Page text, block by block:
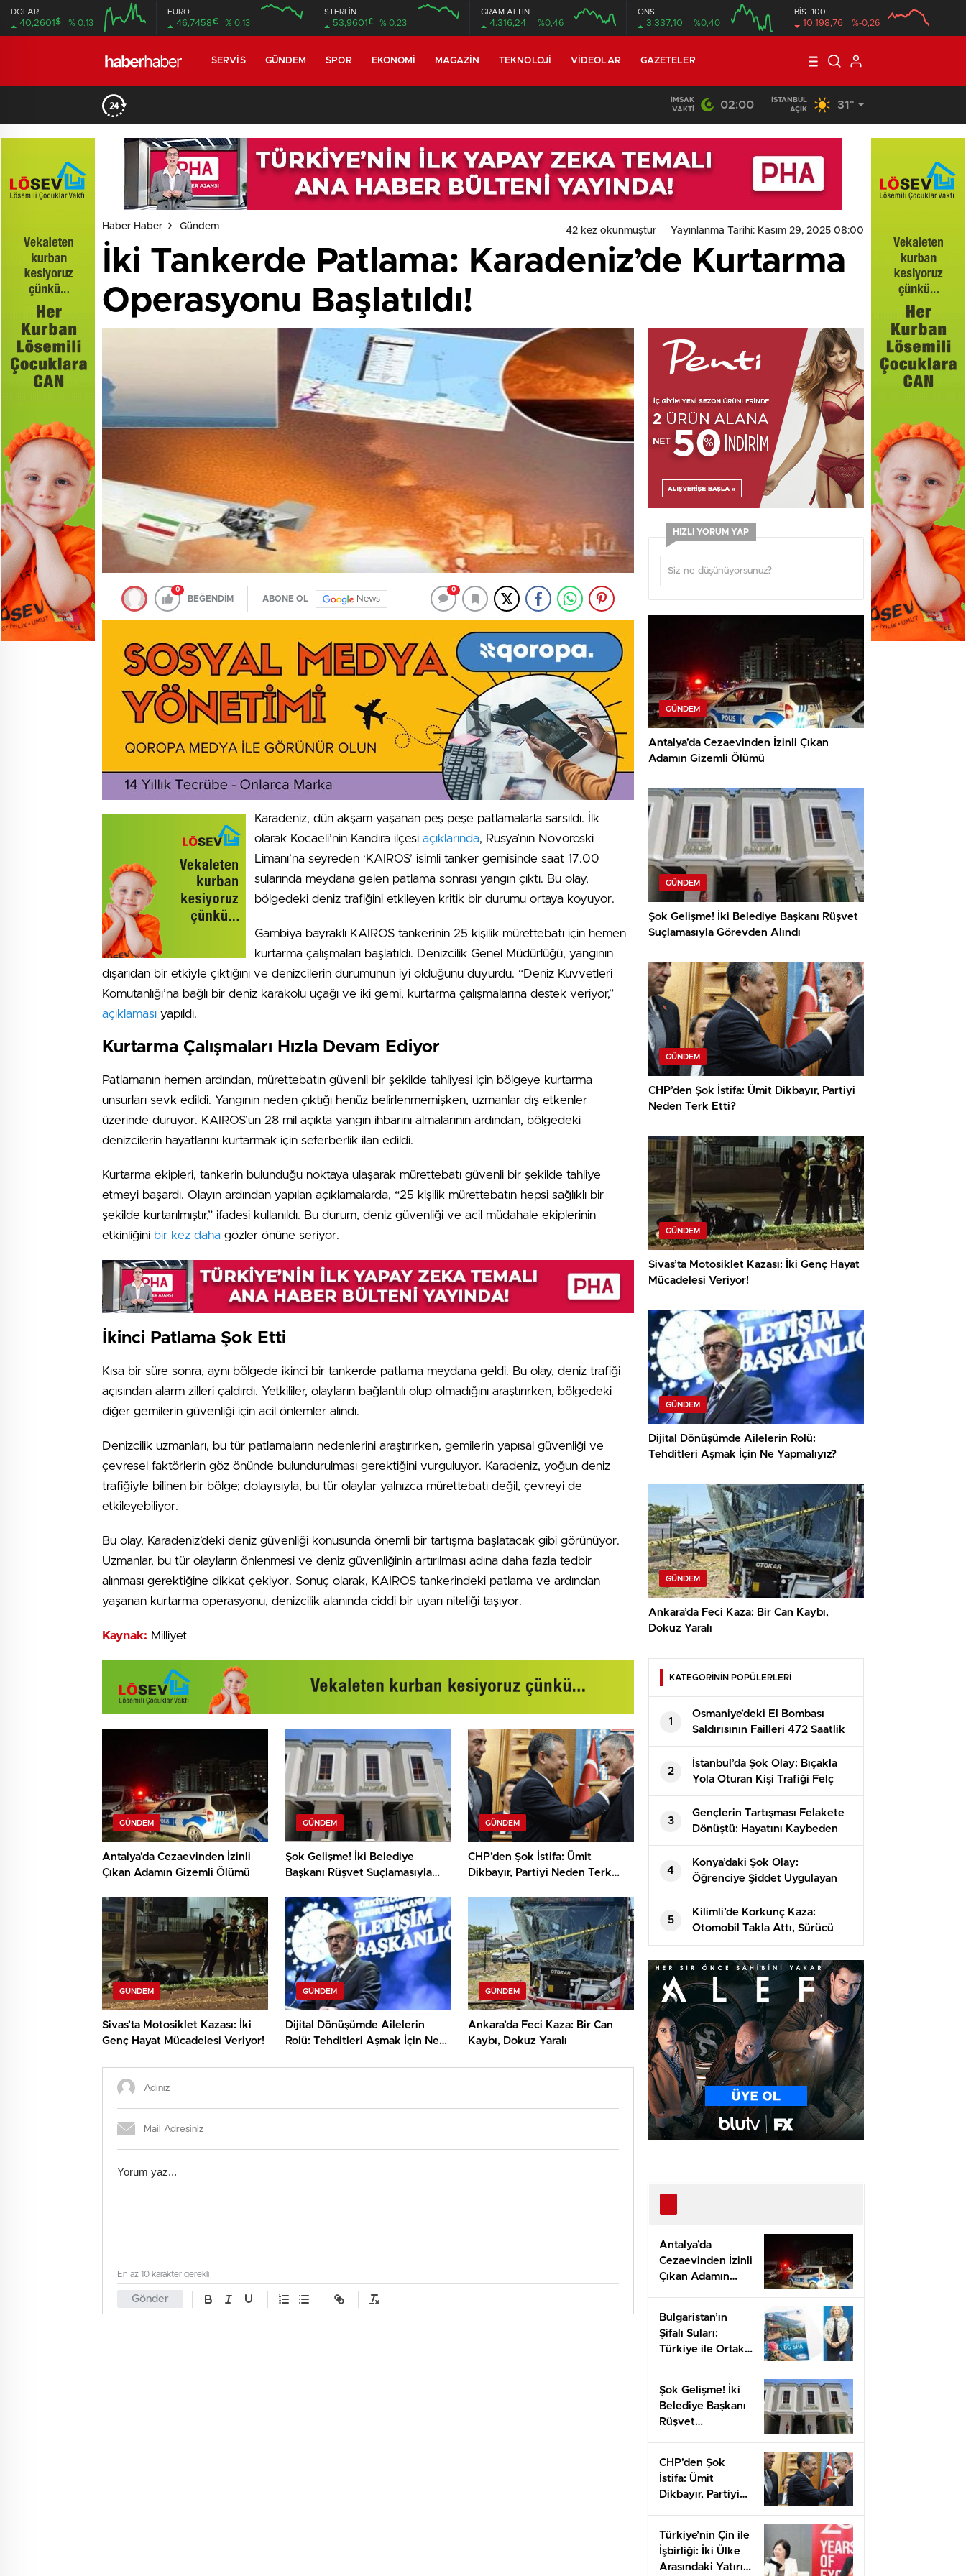
DOLAR
40,2601 $ % 0.13
EURO
46,7458€ % 0.13
STERLİN
53,9601 £ % 0.23
GRAM ALTIN
4.316,24 %0,46
ONS
3.337,10 %0,40
BİST100
10.198,76 %-0,26
SERVIS GÜNDEM SPOR EKONOMI MAGAZIN TEKNOLOJI VIDEOLAR GAZETELER
İMSAK
VAKTI
02:00
İSTANBUL
AÇIK
31°
Haber Haber Gündem 42 kez okunmuştur Yayınlanma Tarihi: Kasım 29, 2025 08:00
İki Tankerde Patlama: Karadeniz’de Kurtarma
Operasyonu Başlatıldı!
0
BEĞENDİM ABONE OL News
0
Karadeniz, dün akşam yaşanan peş peşe patlamalarla sarsıldı. İlk
olarak Kocaeli’nin Kandıra ilçesi açıklarında, Rusya’nın Novoroski
Limanı’na seyreden ‘KAIROS’ isimli tanker gemisinde saat 17.00
sularında meydana gelen patlama sonrası yangın çıktı. Bu olay,
bölgedeki deniz trafiğini etkileyen kritik bir durumu ortaya koyuyor.
Gambiya bayraklı KAIROS tankerinin 25 kişilik mürettebatı için hemen
kurtarma çalışmaları başlatıldı. Denizcilik Genel Müdürlüğü, yangının
dışarıdan bir etkiyle çıktığını ve denizcilerin durumunun iyi olduğunu duyurdu. “Deniz Kuvvetleri
Komutanlığı’na bağlı bir deniz karakolu uçağı ve iki gemi, kurtarma çalışmalarına destek veriyor,”
açıklaması yapıldı.
Kurtarma Çalışmaları Hızla Devam Ediyor
Patlamanın hemen ardından, mürettebatın güvenli bir şekilde tahliyesi için bölgeye kurtarma
unsurları sevk edildi. Yangının neden çıktığı henüz belirlenmemişken, uzmanlar dış etkenler
üzerinde duruyor. KAIROS’un 28 mil açıkta yangın ihbarını almalarının ardından, bölgedeki
denizcilerin hayatlarını kurtarmak için seferberlik ilan edildi.
Kurtarma ekipleri, tankerin bulunduğu noktaya ulaşarak mürettebatı güvenli bir şekilde tahliye
etmeyi başardı. Olayın ardından yapılan açıklamalarda, “25 kişilik mürettebatın hepsi sağlıklı bir
şekilde kurtarılmıştır,” ifadesi kullanıldı. Bu durum, deniz güvenliği ve acil müdahale ekiplerinin
etkinliğini bir kez daha gözler önüne seriyor.
İkinci Patlama Şok Etti
Kısa bir süre sonra, aynı bölgede ikinci bir tankerde patlama meydana geldi. Bu olay, deniz trafiği
açısından alarm zilleri çaldırdı. Yetkililer, olayların bağlantılı olup olmadığını araştırırken, bölgedeki
diğer gemilerin güvenliği için acil önlemler alındı.
Denizcilik uzmanları, bu tür patlamaların nedenlerini araştırırken, gemilerin yapısal güvenliği ve
çevresel faktörlerin göz önünde bulundurulması gerektiğini vurguluyor. Karadeniz, yoğun deniz
trafiğiyle bilinen bir bölge; dolayısıyla, bu tür olaylar yalnızca mürettebatı değil, çevreyi de
etkileyebiliyor.
Bu olay, Karadeniz’deki deniz güvenliği konusunda önemli bir tartışma başlatacak gibi görünüyor.
Uzmanlar, bu tür olayların önlenmesi ve deniz güvenliğinin artırılması adına daha fazla tedbir
alınması gerektiğine dikkat çekiyor. Sonuç olarak, KAIROS tankerindeki patlama ve ardından
yaşanan kurtarma operasyonu, denizcilik alanında ciddi bir uyarı niteliği taşıyor.
Kaynak: Milliyet
GÜNDEM
Antalya’da Cezaevinden İzinli
Çıkan Adamın Gizemli Ölümü
GÜNDEM
Şok Gelişme! İki Belediye
Başkanı Rüşvet Suçlamasıyla
GÜNDEM
CHP’den Şok İstifa: Ümit
Dikbayır, Partiyi Neden Terk
GÜNDEM
Sivas’ta Motosiklet Kazası: İki
Genç Hayat Mücadelesi Veriyor!
GÜNDEM
Dijital Dönüşümde Ailelerin
Rolü: Tehditleri Aşmak İçin Ne
GÜNDEM
Ankara’da Feci Kaza: Bir Can
Kaybı, Dokuz Yaralı
Gönder
En az 10 karakter gerekli
HIZLI YORUM YAP
GÜNDEM
Antalya’da Cezaevinden İzinli Çıkan
Adamın Gizemli Ölümü
GÜNDEM
Şok Gelişme! İki Belediye Başkanı Rüşvet
Suçlamasıyla Görevden Alındı
GÜNDEM
CHP’den Şok İstifa: Ümit Dikbayır, Partiyi
Neden Terk Etti?
GÜNDEM
Sivas’ta Motosiklet Kazası: İki Genç Hayat
Mücadelesi Veriyor!
GÜNDEM
Dijital Dönüşümde Ailelerin Rolü:
Tehditleri Aşmak İçin Ne Yapmalıyız?
GÜNDEM
Ankara’da Feci Kaza: Bir Can Kaybı,
Dokuz Yaralı
KATEGORİNİN POPÜLERLERİ
1
Osmaniye’deki El Bombası
Saldırısının Failleri 472 Saatlik
Kamera İncelemesiyle
Yakalandı!
2
İstanbul’da Şok Olay: Bıçakla
Yola Oturan Kişi Trafiği Felç
Etti!
3
Gençlerin Tartışması Felakete
Dönüştü: Hayatını Kaybeden
Alperen’in Dramı
4
Konya’daki Şok Olay:
Öğrenciye Şiddet Uygulayan
Görevli Tutuklandı!
5
Kilimli’de Korkunç Kaza:
Otomobil Takla Attı, Sürücü
Ağır Yaralı
Antalya’da
Cezaevinden İzinli
Çıkan Adamın
Bulgaristan’ın
Şifalı Suları:
Türkiye ile Ortak
Şok Gelişme! İki
Belediye Başkanı
Rüşvet
CHP’den Şok
İstifa: Ümit
Dikbayır, Partiyi
Türkiye’nin Çin ile
İşbirliği: İki Ülke
Arasındaki Yatırım